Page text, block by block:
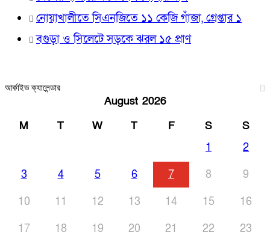
নোয়াখালীতে সিএনজিতে ১১ কেজি গাঁজা, গ্রেপ্তার ১
বগুড়া ও সিলেটে সড়কে ঝরল ১৫ প্রাণ
আর্কাইভ ক্যালেন্ডার
August 2026
M
T W T F S
S
1
2
3
4 5 6 7 8
9
10
11 12 13 14 15
16
17
18 19 20 21 22
23